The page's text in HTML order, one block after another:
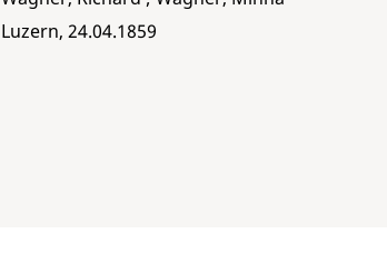
Luzern, 24.04.1859